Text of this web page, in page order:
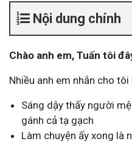
Nội dung chính
Chào anh em, Tuấn tôi
Nhiều anh em nhắn cho tôi
Sáng dậy thấy người
gánh cả tạ gạch
Làm chuyện ấy xong là